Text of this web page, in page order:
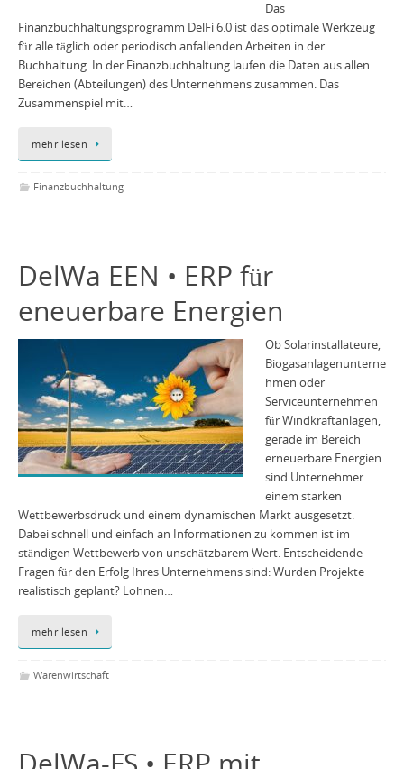
Das
Finanzbuchhaltungsprogramm DelFi 6.0 ist das optimale Werkzeug
für alle täglich oder periodisch anfallenden Arbeiten in der
Buchhaltung. In der Finanzbuchhaltung laufen die Daten aus allen
Bereichen (Abteilungen) des Unternehmens zusammen. Das
Zusammenspiel mit…
mehr lesen
Finanzbuchhaltung
DelWa EEN • ERP für
eneuerbare Energien
Ob Solarinstallateure,
Biogasanlagenunterne
hmen oder
Serviceunternehmen
für Windkraftanlagen,
gerade im Bereich
erneuerbare Energien
sind Unternehmer
einem starken
Wettbewerbsdruck und einem dynamischen Markt ausgesetzt.
Dabei schnell und einfach an Informationen zu kommen ist im
ständigen Wettbewerb von unschätzbarem Wert. Entscheidende
Fragen für den Erfolg Ihres Unternehmens sind: Wurden Projekte
realistisch geplant? Lohnen…
mehr lesen
Warenwirtschaft